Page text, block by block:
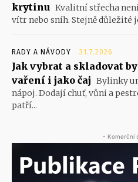
krytinu Kvalitní střecha
vítr nebo sníh. Stejně důležité
RADY A NÁVODY 31.7.2026
Jak vybrat a skladovat
vaření i jako čaj Bylinky
nápoj. Dodají chuť, vůni a
patří...
- Komerční